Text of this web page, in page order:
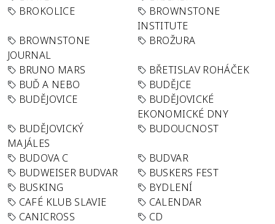
BROKOLICE
BROWNSTONE
INSTITUTE
BROWNSTONE
JOURNAL
BROŽURA
BRUNO MARS
BŘETISLAV ROHÁČEK
BUĎ A NEBO
BUDĚJCE
BUDĚJOVICE
BUDĚJOVICKÉ
EKONOMICKÉ DNY
BUDĚJOVICKÝ
MAJÁLES
BUDOUCNOST
BUDOVA C
BUDVAR
BUDWEISER BUDVAR
BUSKERS FEST
BUSKING
BYDLENÍ
CAFÉ KLUB SLAVIE
CALENDAR
CANICROSS
CD